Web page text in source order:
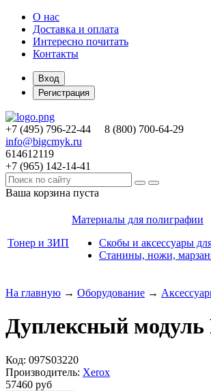
О нас
Доставка и оплата
Интересно почитать
Контакты
Вход
Регистрация
+7 (495) 796-22-44 8 (800) 700-64-29
info@bigcmyk.ru
614612119
+7 (965) 142-14-41
Ваша корзина пуста
Тонер и ЗИП
Материалы для полиграфии
Скобы и аксессуары
Станины, ножи,
На главную → Оборудование →
Дуплексный модуль
Код: 097S03220
Производитель: Xerox
57460 руб